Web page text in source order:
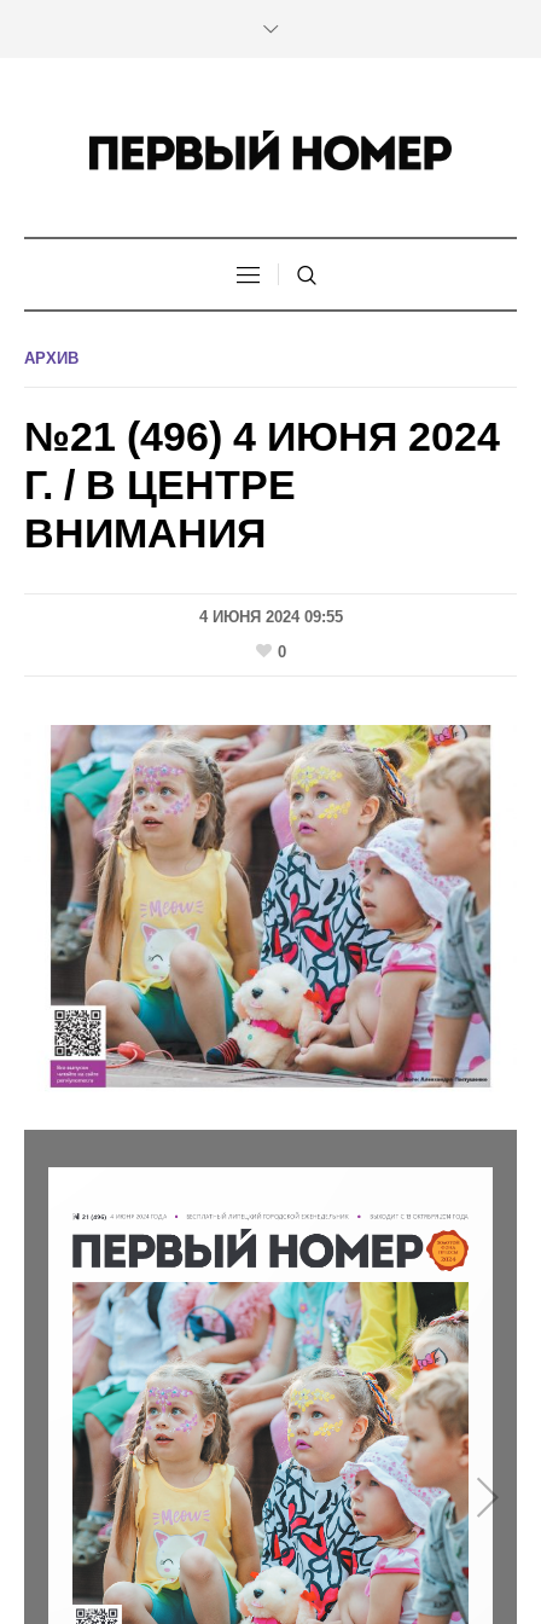
АРХИВ
№21 (496) 4 ИЮНЯ 2024
Г. / В ЦЕНТРЕ
ВНИМАНИЯ
4 ИЮНЯ 2024 09:55
0